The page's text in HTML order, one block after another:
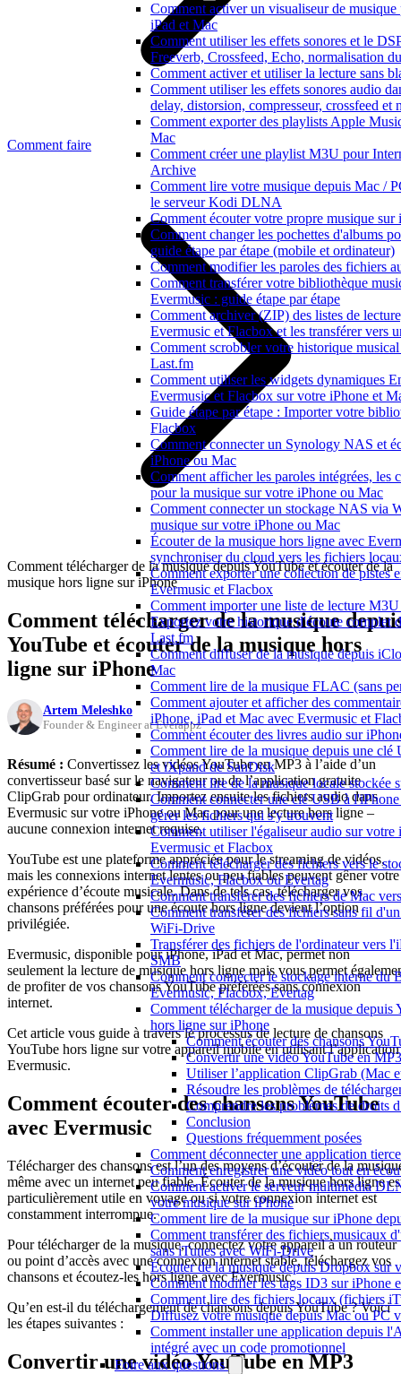
Comment activer un visualiseur de
iPad et Mac
Comment utiliser les effets sonores et le
Freeverb, Crossfeed, Echo, normalisation
Comment activer et utiliser la lecture sans
Comment utiliser les effets sonores audio
delay, distorsion, compresseur, crossfeed
Comment exporter des playlists Apple
Mac
Comment créer une playlist M3U pour
Archive
Comment lire votre musique depuis Mac /
le serveur Kodi DLNA
Comment écouter votre propre musique sur
Comment changer les pochettes d'albums
guide étape par étape (mobile et ordinateur)
Comment modifier les paroles des fichiers
Comment transférer votre bibliothèque
Evermusic : guide étape par étape
Comment archiver (ZIP) des listes de
Evermusic et Flacbox et les transférer vers
Comment scrobbler votre historique
Last.fm
Comment utiliser les widgets dynamiques
Evermusic et Flacbox sur votre iPhone et
Guide étape par étape : Importer votre
Flacbox
Comment connecter un Synology NAS et
iPhone ou Mac
Comment afficher les paroles intégrées, les
pour la musique sur votre iPhone ou Mac
Comment connecter un stockage NAS via
musique sur votre iPhone ou Mac
Écouter de la musique hors ligne avec
synchroniser du cloud vers les fichiers
Comment exporter une collection de
Evermusic et Flacbox
Comment importer une liste de lecture
Exportez votre historique d'écoute complet
Last.fm
Comment diffuser de la musique depuis
Mac
Comment lire de la musique FLAC (sans
Comment ajouter et afficher des
iPhone, iPad et Mac avec Evermusic et
Comment écouter des livres audio sur
Comment lire de la musique depuis une
et iXpand de SanDisk
Comment lire de la musique locale stockée
Comment connecter une clé USB à
gérer les fichiers qui s'y trouvent
Comment utiliser l'égaliseur audio sur votre
Evermusic et Flacbox
Comment télécharger des fichiers vers le
Evermusic, Flacbox ou Evertag
Comment transférer des fichiers de Mac
Comment transférer des fichiers sans fil
WiFi-Drive
Transférer des fichiers de l'ordinateur vers
SMB
Comment connecter le stockage interne
Evermusic, Flacbox, Evertag
Comment télécharger de la musique depuis
hors ligne sur iPhone
Comment écouter des chansons
Convertir une vidéo YouTube en MP3
Utiliser l’application ClipGrab (Mac
Résoudre les problèmes de
Comprendre les problèmes de droits
Conclusion
Questions fréquemment posées
Comment déconnecter une application
Comment enregistrer une vidéo tout en
Comment activer le serveur multimédia
votre musique sur iPhone
Comment lire de la musique sur iPhone
Comment transférer des fichiers musicaux
sans iTunes avec WiFi-Drive
Écouter de la musique depuis Dropbox sur
Comment modifier les tags ID3 sur iPhone
Comment lire des fichiers locaux (fichiers
Diffusez votre musique depuis Mac ou PC
Comment installer une application depuis
intégré avec un code promotionnel
Foire aux questions
Comment faire
Comment télécharger de la musique depuis YouTube et écouter de la
musique hors ligne sur iPhone
Comment télécharger de la musique
YouTube et écouter de la musique hors
ligne sur iPhone
Artem Meleshko
Founder & Engineer at Everappz
Résumé : Convertissez les vidéos YouTube en MP3 à l’aide d’un
convertisseur basé sur le navigateur ou de l’application gratuite
ClipGrab pour ordinateur. Importez ensuite les fichiers audio dans
Evermusic sur votre iPhone ou Mac pour une lecture hors ligne –
aucune connexion internet requise.
YouTube est une plateforme appréciée pour le streaming de vidéos,
mais les connexions internet lentes ou peu fiables peuvent gêner votre
expérience d’écoute musicale. Dans de tels cas, télécharger vos
chansons préférées pour une écoute hors ligne devient l’option
privilégiée.
Evermusic, disponible pour iPhone, iPad et Mac, permet non
seulement la lecture de musique hors ligne mais vous permet
de profiter de vos chansons YouTube préférées sans connexion
internet.
Cet article vous guide à travers le processus de lecture de chansons
YouTube hors ligne sur votre appareil mobile en utilisant l’application
Evermusic.
Comment écouter des chansons YouTube
avec Evermusic
Télécharger des chansons est l’un des moyens d’écouter de la
même avec un internet peu fiable. Écouter de la musique hors ligne
particulièrement utile en voyage ou si votre connexion internet est
constamment interrompue.
Pour télécharger de la musique, connectez votre appareil à un routeur
ou point d’accès avec une connexion internet stable, téléchargez vos
chansons et écoutez-les hors ligne avec Evermusic.
Qu’en est-il du téléchargement de chansons depuis YouTube ? Voici
les étapes suivantes :
Convertir une vidéo YouTube en MP3